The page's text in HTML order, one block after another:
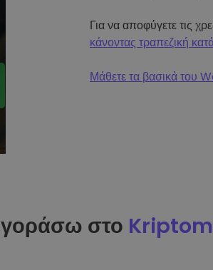
Για να αποφύγετε τις
κάνοντας τραπεζική
Μάθετε τα βασικά του
στο